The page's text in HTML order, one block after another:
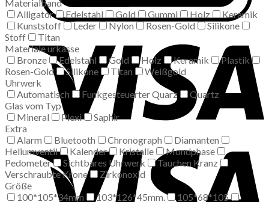
Materialband
Alligator
Edelstahl Gold Gummi Holz
Keramik
Kunststoff
Leder Nylon Rosen-Gold
Silikone
Stoff
Titan
Materiale urkasse
Bronze
Edelstahl Gold Holz Keramik
Plastik
Rosen-Gold
Silikone Titan
Weißgold
Uhrwerk
Automatisch
Funkgesteuerter Quarz
Quartz
Glas vom Typ
Mineral
Plexi
Saphir
Extra
Alarm
Bluetooth Chronograph
Diamanten
Heliumventil
Kalender Kristalle
Mondphase
Pedometer
Sichtbares Uhrwerk
Tauchen Kranz
Verschraubte Krone
Zirkonoxid
Größe
100*105*34mm
103*126*45mm.
105*68*105